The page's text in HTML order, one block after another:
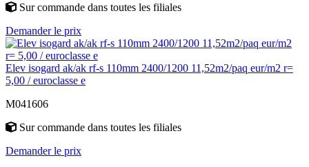
Sur commande dans toutes les filiales
Demander le prix
Elev isogard ak/ak rf-s 110mm 2400/1200 11,52m2/paq eur/m2 r=
5,00 / euroclasse e
M041606
Sur commande dans toutes les filiales
Demander le prix